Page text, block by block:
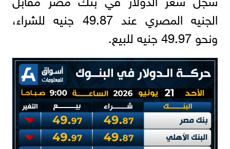
الجنيه المصري عند 49.87 جنيه للشراء،
ونحو 49.97 جنيه للبيع.